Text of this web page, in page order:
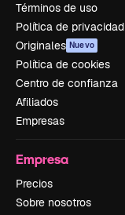
Términos de uso
Política de privacidad
Originales Nuevo
Política de cookies
Centro de confianza
Afiliados
Empresas
Empresa
Precios
Sobre nosotros